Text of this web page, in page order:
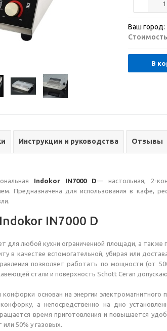
Ваш город:
В
Инструкции и руководства Отзывы
Indokor IN7000 D— настольная, 2-
Предназначена для использования в кафе,
IN7000 D
для любой кухни ограниченной площади, а
в качестве вспомогательной, убирая или
позволяет работать по мощности (от
стали и поверхность Schott Ceran
основан на энергии
а непосредственно на дно
время приготовления и повышается
или 50% у газовых.